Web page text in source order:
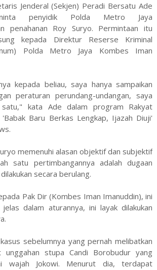
Jenderal (Sekjen) Peradi Bersatu Ade
penyidik Polda Metro Jaya
penahanan Roy Suryo. Permintaan itu
kepada Direktur Reserse Kriminal
Polda Metro Jaya Kombes Iman
kepada beliau, saya hanya sampaikan
peraturan perundang-undangan, saya
kata Ade dalam program Rakyat
Baru Berkas Lengkap, Ijazah Diuji'
memenuhi alasan objektif dan subjektif
satu pertimbangannya adalah dugaan
secara berulang.
Pak Dir (Kombes Iman Imanuddin), ini
dalam aturannya, ini layak dilakukan
sebelumnya yang pernah melibatkan
stupa Candi Borobudur yang
wajah Jokowi. Menurut dia, terdapat